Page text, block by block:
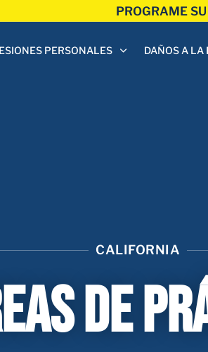
PROGRAME
PERSONALES DAÑOS A LA
CALIFORNIA
DE